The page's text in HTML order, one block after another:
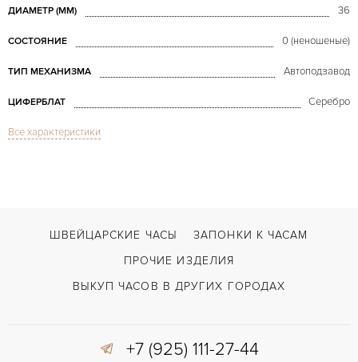
ДИАМЕТР (MM) 36
СОСТОЯНИЕ 0 (неношеные)
ТИП МЕХАНИЗМА Автоподзавод
ЦИФЕРБЛАТ Серебро
СТЕКЛО
ВОЗМОЖНОСТИ ДОСТАВКИ
ЦВЕТ БРАСЛЕТА
Все характеристики
ШВЕЙЦАРСКИЕ ЧАСЫ
ЗАПОНКИ К ЧАСАМ
ПРОЧИЕ ИЗДЕЛИЯ
ВЫКУП ЧАСОВ В ДРУГИХ ГОРОДАХ
+7 (925) 111-27-44